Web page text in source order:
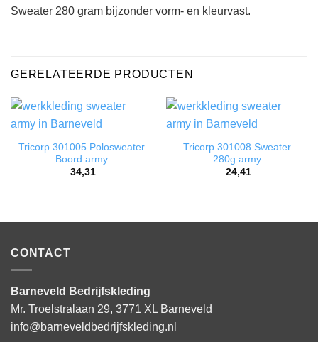
Sweater 280 gram bijzonder vorm- en kleurvast.
GERELATEERDE PRODUCTEN
Tricorp 301005 Polosweater
Boord army
34,31
Tricorp 301008 Sweater
280g army
24,41
CONTACT
Barneveld Bedrijfskleding
Mr. Troelstralaan 29, 3771 XL Barneveld
info@barneveldbedrijfskleding.nl